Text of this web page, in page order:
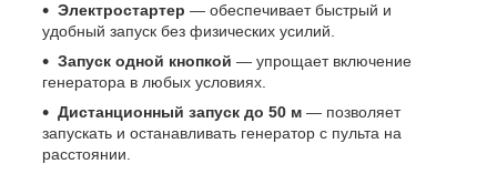
Электростартер — обеспечивает быстрый и
удобный запуск без физических усилий.
Запуск одной кнопкой — упрощает включение
генератора в любых условиях.
Дистанционный запуск до 50 м — позволяет
запускать и останавливать генератор с пульта на
расстоянии.